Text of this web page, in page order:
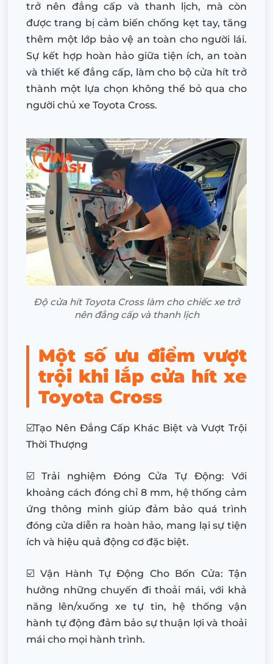
trở nên đẳng cấp và thanh lịch, mà còn
được trang bị cảm biến chống kẹt tay, tăng
thêm một lớp bảo vệ an toàn cho người lái.
Sự kết hợp hoàn hảo giữa tiện ích, an toàn
và thiết kế đẳng cấp, làm cho bộ cửa hít trở
thành một lựa chọn không thể bỏ qua cho
người chủ xe Toyota Cross.
Độ cửa hít Toyota Cross làm cho chiếc xe trở
nên đẳng cấp và thanh lịch
Một số ưu điểm vượt
trội khi lắp cửa hít xe
Toyota Cross
☑️Tạo Nên Đẳng Cấp Khác Biệt và Vượt Trội
Thời Thượng
☑️ Trải nghiệm Đóng Cửa Tự Động: Với
khoảng cách đóng chỉ 8 mm, hệ thống cảm
ứng thông minh giúp đảm bảo quá trình
đóng cửa diễn ra hoàn hảo, mang lại sự tiện
ích và hiệu quả động cơ đặc biệt.
☑️ Vận Hành Tự Động Cho Bốn Cửa: Tận
hưởng những chuyến đi thoải mái, với khả
năng lên/xuống xe tự tin, hệ thống vận
hành tự động đảm bảo sự thuận lợi và thoải
mái cho mọi hành trình.